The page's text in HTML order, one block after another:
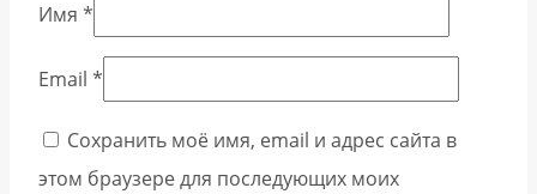
Имя *
Email *
Сохранить моё имя, email и адрес сайта в
этом браузере для последующих моих